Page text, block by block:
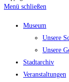
Menü schließen
Museum
Unsere
Unsere
Stadtarchiv
Veranstaltungen